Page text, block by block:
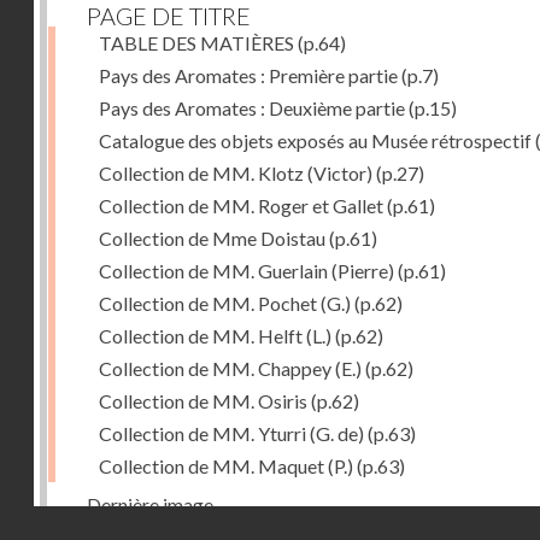
PAGE DE TITRE
TABLE DES MATIÈRES (p.64)
Pays des Aromates : Première partie(p.7)
Pays des Aromates : Deuxième partie(p.15)
Catalogue des objets exposés au Musée rétrospectif
Collection de MM. Klotz (Victor) (p.27)
Collection de MM. Roger et Gallet(p.61)
Collection de Mme Doistau(p.61)
Collection de MM. Guerlain (Pierre) (p.61)
Collection de MM. Pochet (G.) (p.62)
Collection de MM. Helft (L.) (p.62)
Collection de MM. Chappey (E.) (p.62)
Collection de MM. Osiris (p.62)
Collection de MM. Yturri (G. de) (p.63)
Collection de MM. Maquet (P.) (p.63)
Dernière image